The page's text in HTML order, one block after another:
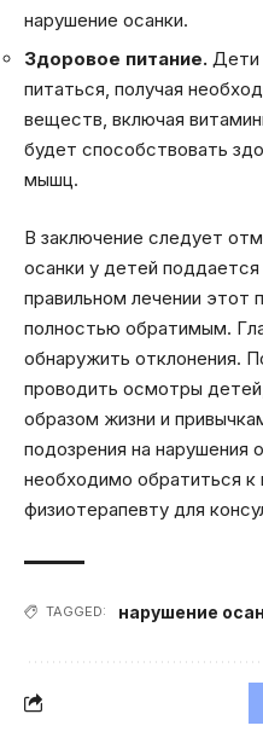
нарушение осанки.
Здоровое питание. Дети
питаться, получая
веществ, включая
будет способствовать
мышц.
В заключение следует
осанки у детей поддается
правильном лечении
полностью обратимым.
обнаружить отклонения.
проводить осмотры
образом жизни и
подозрения на нарушения
необходимо обратиться к
физиотерапевту для
TAGGED: нарушение